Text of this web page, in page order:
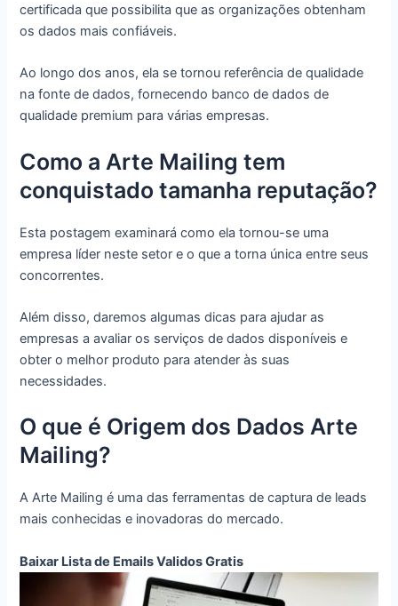
certificada que possibilita que as organizações obtenham
os dados mais confiáveis.
Ao longo dos anos, ela se tornou referência de qualidade
na fonte de dados, fornecendo banco de dados de
qualidade premium para várias empresas.
Como a Arte Mailing tem
conquistado tamanha reputação?
Esta postagem examinará como ela tornou-se uma
empresa líder neste setor e o que a torna única entre seus
concorrentes.
Além disso, daremos algumas dicas para ajudar as
empresas a avaliar os serviços de dados disponíveis e
obter o melhor produto para atender às suas
necessidades.
O que é Origem dos Dados Arte
Mailing?
A Arte Mailing é uma das ferramentas de captura de leads
mais conhecidas e inovadoras do mercado.
Baixar Lista de Emails Validos Gratis